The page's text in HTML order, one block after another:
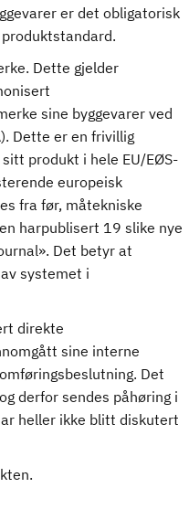
er det obligatorisk
Dette gjelder
sine byggevarer ved
Dette er en frivillig
produkt i hele EU/EØS-
europeisk
fra før, måtekniske
harpublisert 19 slike nye
Det betyr at
systemet i
direkte
sine interne
Det
derfor sendes påhøring i
heller ikke blitt diskutert